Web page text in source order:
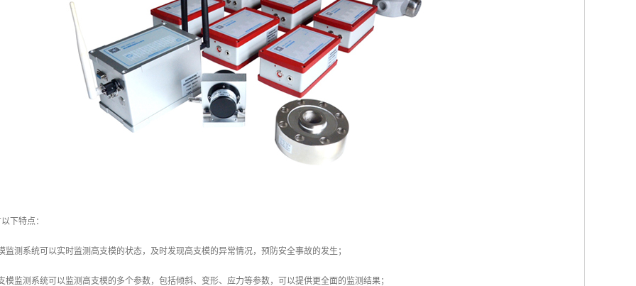
下特点：
监测系统可以实时监测高支模的状态，及时发现高支模的异常情况，预防安全事故的发生；
模监测系统可以监测高支模的多个参数，包括倾斜、变形、应力等参数，可以提供更全面的监测结果；